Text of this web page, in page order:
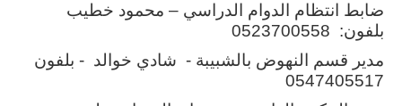
ضابط انتظام الدوام الدراسي – محمود خطيب
بلفون: 0523700558
مدير قسم النهوض بالشبيبة - شادي خوالد - بلفون
0547405517